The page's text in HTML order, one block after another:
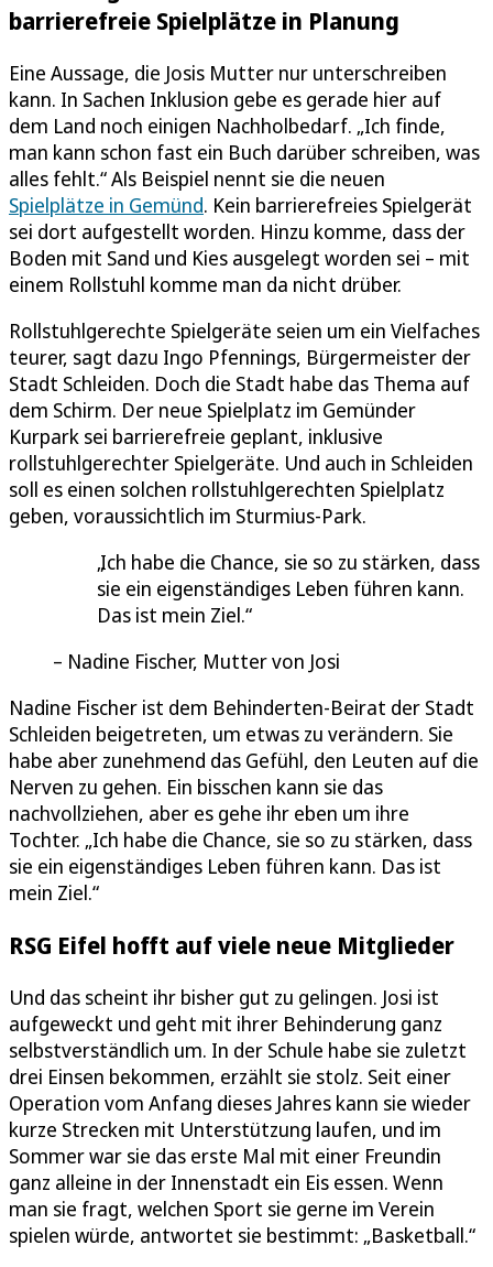
barrierefreie Spielplätze in Planung
Eine Aussage, die Josis Mutter nur unterschreiben
kann. In Sachen Inklusion gebe es gerade hier auf
dem Land noch einigen Nachholbedarf. „Ich finde,
man kann schon fast ein Buch darüber schreiben, was
alles fehlt.“ Als Beispiel nennt sie die neuen
Spielplätze in Gemünd. Kein barrierefreies Spielgerät
sei dort aufgestellt worden. Hinzu komme, dass der
Boden mit Sand und Kies ausgelegt worden sei – mit
einem Rollstuhl komme man da nicht drüber.
Rollstuhlgerechte Spielgeräte seien um ein Vielfaches
teurer, sagt dazu Ingo Pfennings, Bürgermeister der
Stadt Schleiden. Doch die Stadt habe das Thema auf
dem Schirm. Der neue Spielplatz im Gemünder
Kurpark sei barrierefreie geplant, inklusive
rollstuhlgerechter Spielgeräte. Und auch in Schleiden
soll es einen solchen rollstuhlgerechten Spielplatz
geben, voraussichtlich im Sturmius-Park.
Ich habe die Chance, sie so zu stärken, dass
sie ein eigenständiges Leben führen kann.
Das ist mein Ziel.
Nadine Fischer, Mutter von Josi
Nadine Fischer ist dem Behinderten-Beirat der Stadt
Schleiden beigetreten, um etwas zu verändern. Sie
habe aber zunehmend das Gefühl, den Leuten auf die
Nerven zu gehen. Ein bisschen kann sie das
nachvollziehen, aber es gehe ihr eben um ihre
Tochter. „Ich habe die Chance, sie so zu stärken, dass
sie ein eigenständiges Leben führen kann. Das ist
mein Ziel.“
RSG Eifel hofft auf viele neue Mitglieder
Und das scheint ihr bisher gut zu gelingen. Josi ist
aufgeweckt und geht mit ihrer Behinderung ganz
selbstverständlich um. In der Schule habe sie zuletzt
drei Einsen bekommen, erzählt sie stolz. Seit einer
Operation vom Anfang dieses Jahres kann sie wieder
kurze Strecken mit Unterstützung laufen, und im
Sommer war sie das erste Mal mit einer Freundin
ganz alleine in der Innenstadt ein Eis essen. Wenn
man sie fragt, welchen Sport sie gerne im Verein
spielen würde, antwortet sie bestimmt: „Basketball.“